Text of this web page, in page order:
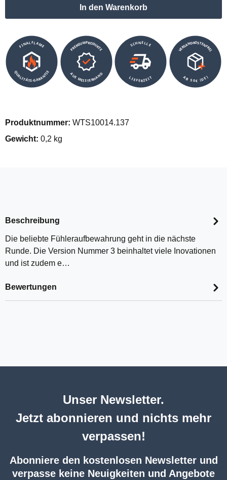
In den Warenkorb
FINALFLAME
QUALITÄTS-GARANTIE
PREMIUMPRODUKTE
AUS MEISTERHAND
SCHNELLE
LIEFERZEIT
VERSANDKOSTENFREI
AB 50€ (DE)
Produktnummer: WTS10014.137
Gewicht: 0,2 kg
Beschreibung
Die beliebte Fühleraufbewahrung geht in die nächste
Runde. Die Version Nummer 3 beinhaltet viele Inovationen
und ist zudem e…
Bewertungen
Unser Newsletter.
Jetzt abonnieren und nichts mehr
verpassen!
Abonniere den kostenlosen Newsletter und
verpasse keine Neuigkeiten und Angebote